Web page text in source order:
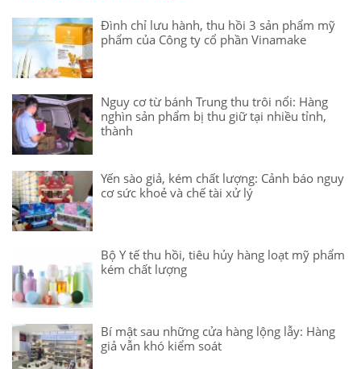
Đình chỉ lưu hành, thu hồi 3 sản phẩm mỹ
phẩm của Công ty cổ phần Vinamake
Nguy cơ từ bánh Trung thu trôi nổi: Hàng
nghìn sản phẩm bị thu giữ tại nhiều tỉnh,
thành
Yến sào giả, kém chất lượng: Cảnh báo nguy
cơ sức khoẻ và chế tài xử lý
Bộ Y tế thu hồi, tiêu hủy hàng loạt mỹ phẩm
kém chất lượng
Bí mật sau những cửa hàng lộng lẫy: Hàng
giả vẫn khó kiểm soát